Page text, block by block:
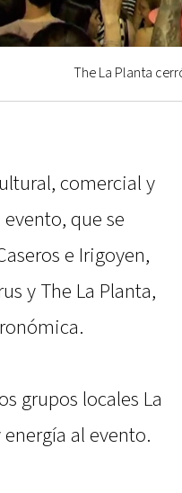
The La Planta
comercial y
que se
e Irigoyen,
y The La Planta,
grupos locales La
al evento.